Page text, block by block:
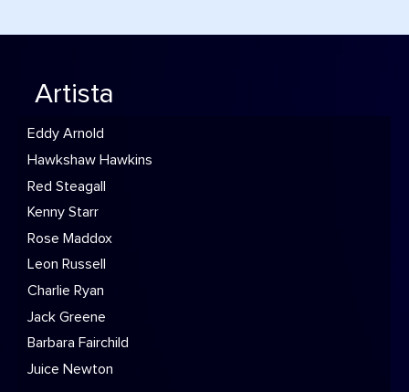
Artista
Eddy Arnold
Hawkshaw Hawkins
Red Steagall
Kenny Starr
Rose Maddox
Leon Russell
Charlie Ryan
Jack Greene
Barbara Fairchild
Juice Newton